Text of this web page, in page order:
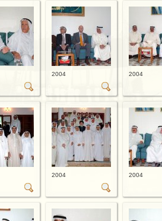
2004 2004
2004 2004